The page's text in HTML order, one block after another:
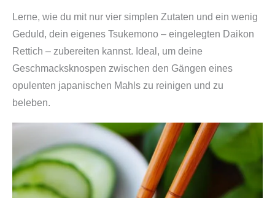
Lerne, wie du mit nur vier simplen Zutaten und ein wenig
Geduld, dein eigenes Tsukemono – eingelegten Daikon
Rettich – zubereiten kannst. Ideal, um deine
Geschmacksknospen zwischen den Gängen eines
opulenten japanischen Mahls zu reinigen und zu
beleben.